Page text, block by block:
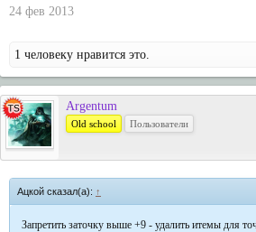
24 фев 2013
1 человеку нравится это.
Argentum
Old school Пользователи
Ацкой сказал(а): ↑
Запретить заточку выше +9 - удалить итемы для